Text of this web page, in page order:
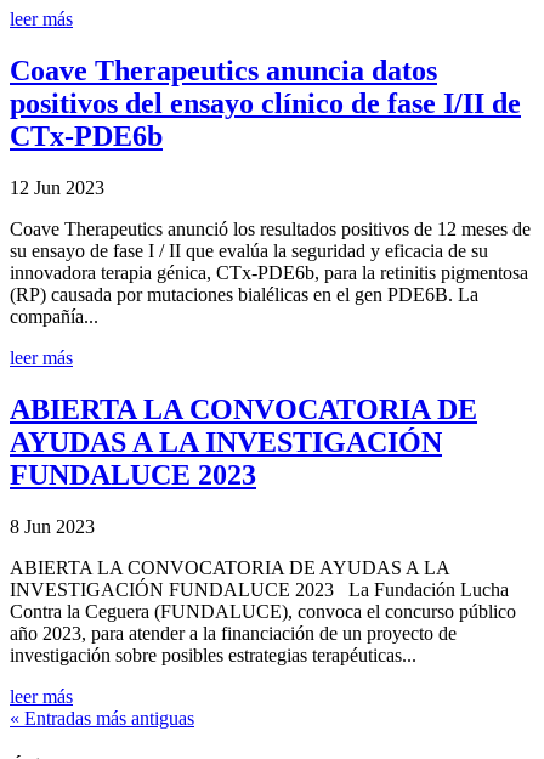
leer más
Coave Therapeutics anuncia datos
positivos del ensayo clínico de fase I/II de
CTx-PDE6b
12 Jun 2023
Coave Therapeutics anunció los resultados positivos de 12 meses de
su ensayo de fase I / II que evalúa la seguridad y eficacia de su
innovadora terapia génica, CTx-PDE6b, para la retinitis pigmentosa
(RP) causada por mutaciones bialélicas en el gen PDE6B. La
compañía...
leer más
ABIERTA LA CONVOCATORIA DE
AYUDAS A LA INVESTIGACIÓN
FUNDALUCE 2023
8 Jun 2023
ABIERTA LA CONVOCATORIA DE AYUDAS A LA
INVESTIGACIÓN FUNDALUCE 2023 La Fundación Lucha
Contra la Ceguera (FUNDALUCE), convoca el concurso público
año 2023, para atender a la financiación de un proyecto de
investigación sobre posibles estrategias terapéuticas...
leer más
« Entradas más antiguas